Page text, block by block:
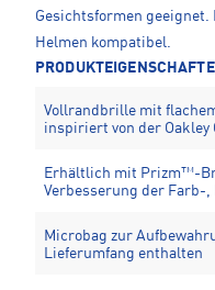
Gesichtsformen
Helmen kompatibel.
Vollrandbrille mit
inspiriert von der Oakley
Erhältlich mit Prizm™-
Verbesserung der Farb-
Microbag zur
Lieferumfang enthalten